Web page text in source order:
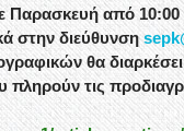
Παρασκευή από
στην διεύθυνση
θα
πληρούν τις